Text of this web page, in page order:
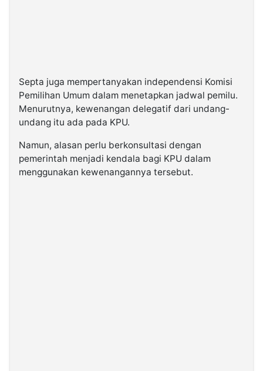
Septa juga mempertanyakan independensi Komisi
Pemilihan Umum dalam menetapkan jadwal pemilu.
Menurutnya, kewenangan delegatif dari undang-
undang itu ada pada KPU.
Namun, alasan perlu berkonsultasi dengan
pemerintah menjadi kendala bagi KPU dalam
menggunakan kewenangannya tersebut.